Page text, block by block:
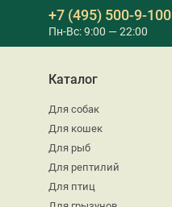
+7 (495) 500-9-100
Пн-Вс: 9:00 — 22:00
Каталог
Для собак
Для кошек
Для рыб
Для рептилий
Для птиц